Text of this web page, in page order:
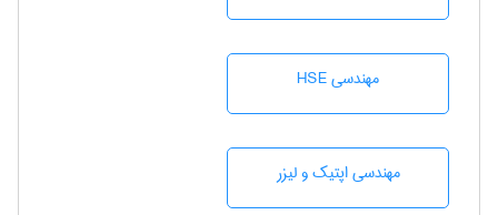
مهندسی HSE
مهندسی اپتیک و لیزر